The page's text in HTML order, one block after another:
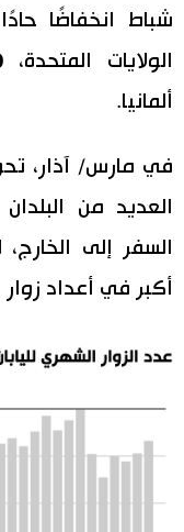
ألمانيا.
في مارس/ آذار،
العديد من
السفر إلى
أكبر في أعداد زوار